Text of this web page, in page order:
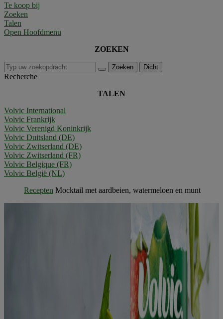
Te koop bij
Zoeken
Talen
Open Hoofdmenu
ZOEKEN
Zoeken Dicht
Recherche
TALEN
Volvic International
Volvic Frankrijk
Volvic Verenigd Koninkrijk
Volvic Duitsland (DE)
Volvic Zwitserland (DE)
Volvic Zwitserland (FR)
Volvic Belgique (FR)
Volvic België (NL)
Recepten Mocktail met aardbeien, watermeloen en munt